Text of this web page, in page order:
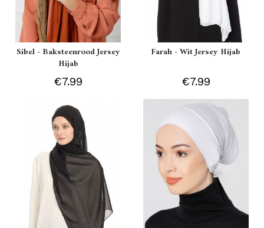
Sibel - Baksteenrood Jersey
Hijab
€7.99
Farah - Wit Jersey Hijab
€7.99